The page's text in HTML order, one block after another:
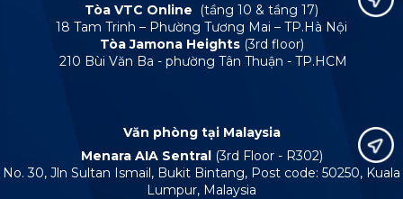
Tòa VTC Online
(tầng 10 & tầng 17)
18 Tam Trinh – Phường Tương Mai – TP.Hà Nội
Tòa Jamona Heights (3rd floor)
210 Bùi Văn Ba - phường Tân Thuận - TP.HCM
Văn phòng tại Malaysia
Menara AIA Sentral (3rd Floor - R302)
No. 30, Jln Sultan Ismail, Bukit Bintang, Post code: 50250, Kuala
Lumpur, Malaysia